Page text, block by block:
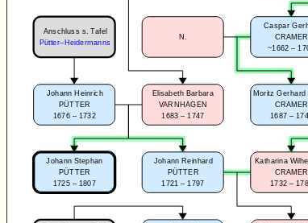
Johann Stephan
PÜTTER
1725 – 1807
Johann Heinrich
PÜTTER
1676 – 1732
Elisabeth Barbara
VARNHAGEN
1683 – 1747
Johann Reinhard
PÜTTER
1721 – 1797
Katharina
CRAMER
1732 –
Moritz Gerhard
CRAMER
1687 –
Caspar
CRAMER
~1662 –
N.
Anschluss s. Tafel
Pütter–Heidermanns